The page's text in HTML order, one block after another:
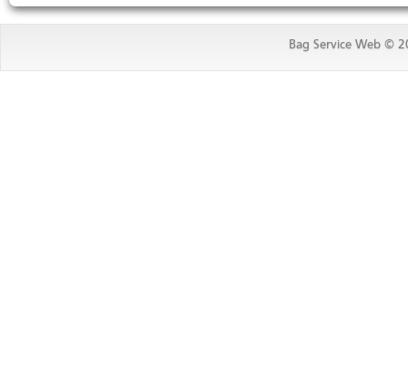
Bag Service Web ©